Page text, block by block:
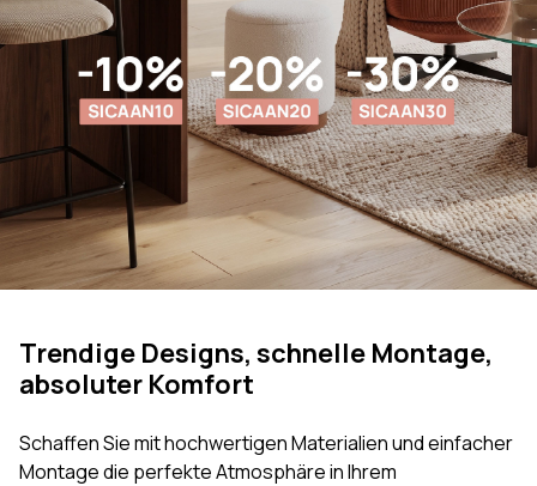
Trendige Designs, schnelle Montage,
absoluter Komfort
Schaffen Sie mit hochwertigen Materialien und einfacher
Montage die perfekte Atmosphäre in Ihrem